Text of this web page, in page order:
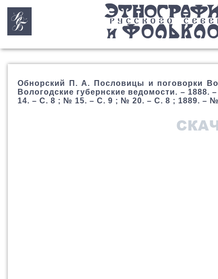
Обнорский П. А. Пословицы и поговорки
Вологодские губернские ведомости. –
14. – С. 8 ; № 15. – С. 9 ; № 20. – С. 8 ; 1889. –